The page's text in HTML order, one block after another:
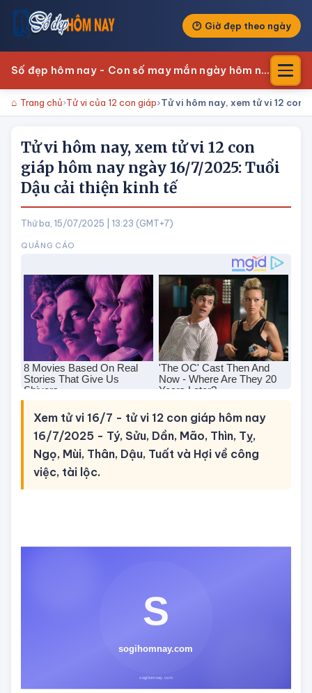
Giờ đẹp theo ngày
Số đẹp hôm nay - Con số may mắn ngày hôm nay
Trang chủ Tử vi của 12 con giáp Tử vi hôm nay, xem tử vi 12
Tử vi hôm nay, xem tử vi 12 con
giáp hôm nay ngày 16/7/2025: Tuổi
Dậu cải thiện kinh tế
Thứ ba, 15/07/2025 | 13:23 (GMT+7)
Xem tử vi 16/7 - tử vi 12 con giáp hôm nay
16/7/2025 - Tý, Sửu, Dần, Mão, Thìn, Tỵ,